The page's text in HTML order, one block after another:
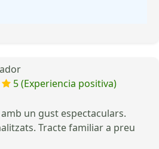
5 (Experiencia positiva)
un gust espectaculars.
Tracte familiar a preu